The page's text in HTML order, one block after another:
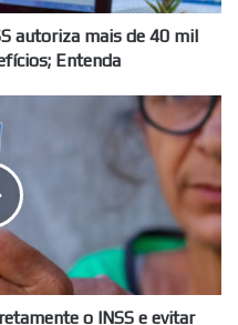
autoriza mais de 40 mil
Entenda
o INSS e evitar